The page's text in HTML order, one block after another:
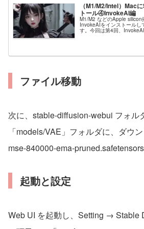
（M1/M2/Intel）Mac
トール④InvokeAI編
M1/M2 などのApple silicon
InvokeAIをインストールし
す。今回は第4回、InvokeAI
ファイル移動
次に、stable-diffusion-webui フォル
「models/VAE」フォルダに、ダウ
mse-840000-ema-
起動と設定
Web UI を起動し、Setting →